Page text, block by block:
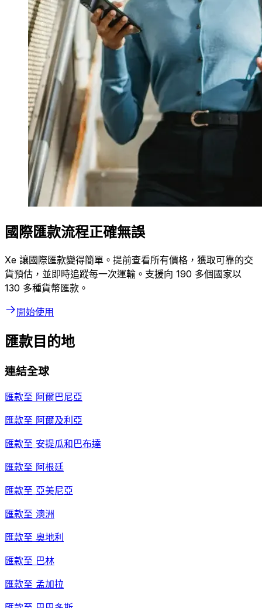
國際匯款流程正確無誤
Xe 讓國際匯款變得簡單。提前查看所有價格，獲取可靠的交
貨預估，並即時追蹤每一次運輸。支援向 190 多個國家以
130 多種貨幣匯款。
開始使用
匯款目的地
連結全球
匯款至 阿爾巴尼亞
匯款至 阿爾及利亞
匯款至 安提瓜和巴布達
匯款至 阿根廷
匯款至 亞美尼亞
匯款至 澳洲
匯款至 奧地利
匯款至 巴林
匯款至 孟加拉